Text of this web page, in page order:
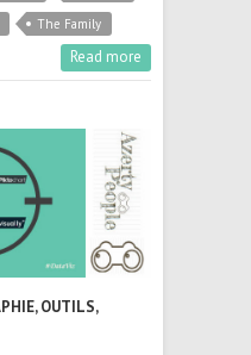
The Family
Read more
,OUTILS,